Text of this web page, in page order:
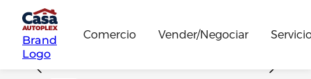
Brand
Logo
Comercio Vender/Negociar